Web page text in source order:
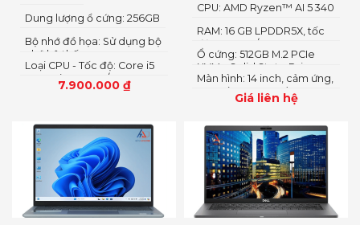
7.900.000 ₫
Loại CPU - Tốc độ: Core i5
1135G7 (8 MB, 4C/8T, up to
4.20 GHz Turbo)
Bộ nhớ đồ họa: Sử dụng bộ
nhớ hệ thống
Dung lượng ổ cứng: 256GB
Giá liên hệ
Màn hình: 14 inch, cảm ứng,
FHD+ (1920 x 1200)
Ổ cứng: 512GB M.2 PCIe
NVMe Solid State Drive
RAM: 16 GB LPDDR5X, tốc
độ 7500 MT/s
CPU: AMD Ryzen™ AI 5 340